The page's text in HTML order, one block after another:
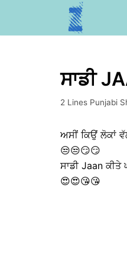
ਸਾਡੀ
2 Lines Punjabi
ਅਸੀਂ ਕਿਉਂ ਲੋਕਾਂ
😒😒😏😏
ਸਾਡੀ Jaan
😍😍😘😘